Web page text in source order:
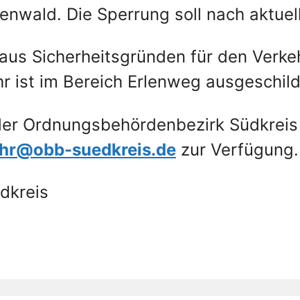
Die Sperrung soll nach
Sicherheitsgründen für den
ist im Bereich Erlenweg
Ordnungsbehördenbezirk
suedkreis.de zur Verfügung.